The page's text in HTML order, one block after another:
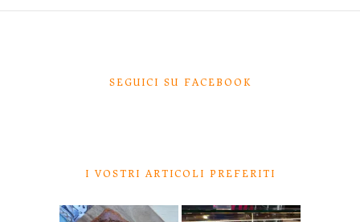
SEGUICI SU FACEBOOK
I VOSTRI ARTICOLI PREFERITI